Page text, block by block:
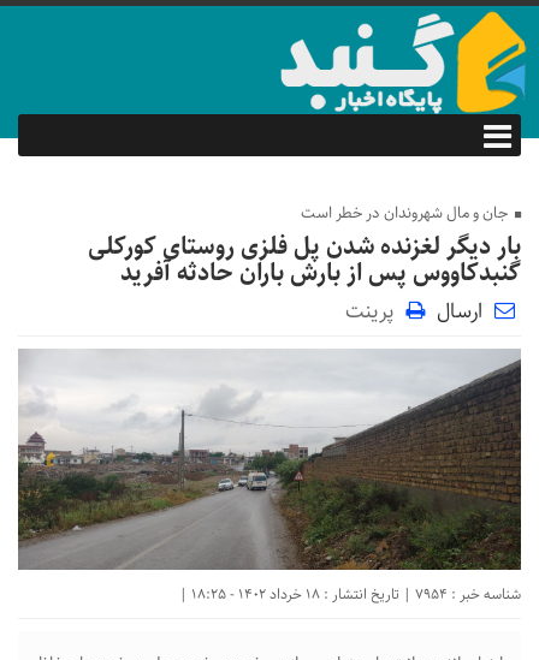
جان و مال شهروندان در خطر است
بار دیگر لغزنده شدن پل فلزی روستای کورکلی
گنبدکاووس پس از بارش باران حادثه آفرید
ارسال پرینت
شناسه خبر : 7954 | تاریخ انتشار : 18 خرداد 1402 - 18:25 |